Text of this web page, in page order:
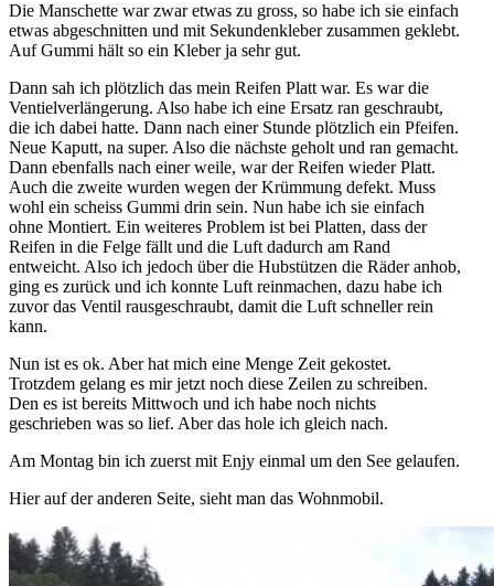
Die Manschette war zwar etwas zu gross, so habe ich sie einfach
etwas abgeschnitten und mit Sekundenkleber zusammen geklebt.
Auf Gummi hält so ein Kleber ja sehr gut.
Dann sah ich plötzlich das mein Reifen Platt war. Es war die
Ventielverlängerung. Also habe ich eine Ersatz ran geschraubt,
die ich dabei hatte. Dann nach einer Stunde plötzlich ein Pfeifen.
Neue Kaputt, na super. Also die nächste geholt und ran gemacht.
Dann ebenfalls nach einer weile, war der Reifen wieder Platt.
Auch die zweite wurden wegen der Krümmung defekt. Muss
wohl ein scheiss Gummi drin sein. Nun habe ich sie einfach
ohne Montiert. Ein weiteres Problem ist bei Platten, dass der
Reifen in die Felge fällt und die Luft dadurch am Rand
entweicht. Also ich jedoch über die Hubstützen die Räder anhob,
ging es zurück und ich konnte Luft reinmachen, dazu habe ich
zuvor das Ventil rausgeschraubt, damit die Luft schneller rein
kann.
Nun ist es ok. Aber hat mich eine Menge Zeit gekostet.
Trotzdem gelang es mir jetzt noch diese Zeilen zu schreiben.
Den es ist bereits Mittwoch und ich habe noch nichts
geschrieben was so lief. Aber das hole ich gleich nach.
Am Montag bin ich zuerst mit Enjy einmal um den See gelaufen.
Hier auf der anderen Seite, sieht man das Wohnmobil.